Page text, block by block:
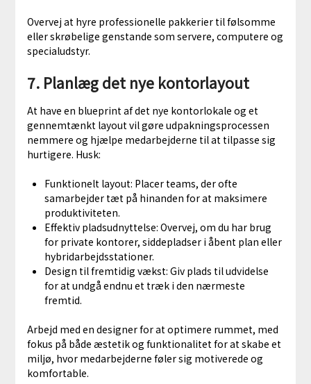
Overvej at hyre professionelle pakkerier til følsomme
eller skrøbelige genstande som servere, computere og
specialudstyr.
7. Planlæg det nye kontorlayout
At have en blueprint af det nye kontorlokale og et
gennemtænkt layout vil gøre udpakningsprocessen
nemmere og hjælpe medarbejderne til at tilpasse sig
hurtigere. Husk:
Funktionelt layout: Placer teams, der ofte
samarbejder tæt på hinanden for at maksimere
produktiviteten.
Effektiv pladsudnyttelse: Overvej, om du har brug
for private kontorer, siddepladser i åbent plan eller
hybridarbejdsstationer.
Design til fremtidig vækst: Giv plads til udvidelse
for at undgå endnu et træk i den nærmeste
fremtid.
Arbejd med en designer for at optimere rummet, med
fokus på både æstetik og funktionalitet for at skabe et
miljø, hvor medarbejderne føler sig motiverede og
komfortable.